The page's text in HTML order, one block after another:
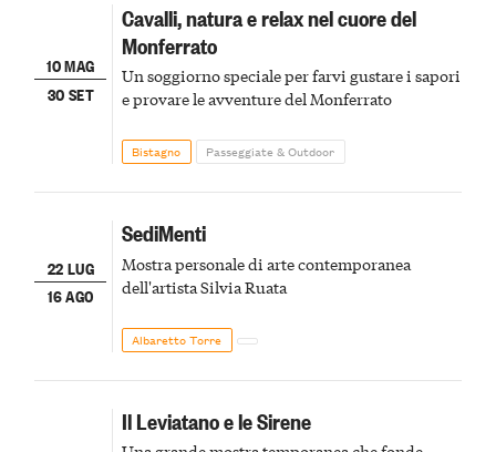
10 MAG
30 SET
Cavalli, natura e relax nel cuore del
Monferrato
Un soggiorno speciale per farvi gustare i sapori
e provare le avventure del Monferrato
Bistagno Passeggiate & Outdoor
22 LUG
16 AGO
SediMenti
Mostra personale di arte contemporanea
dell'artista Silvia Ruata
Albaretto Torre
Il Leviatano e le Sirene